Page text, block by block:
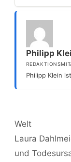
Philipp
Philipp Klein
Kategorien
Welt
Laura
und